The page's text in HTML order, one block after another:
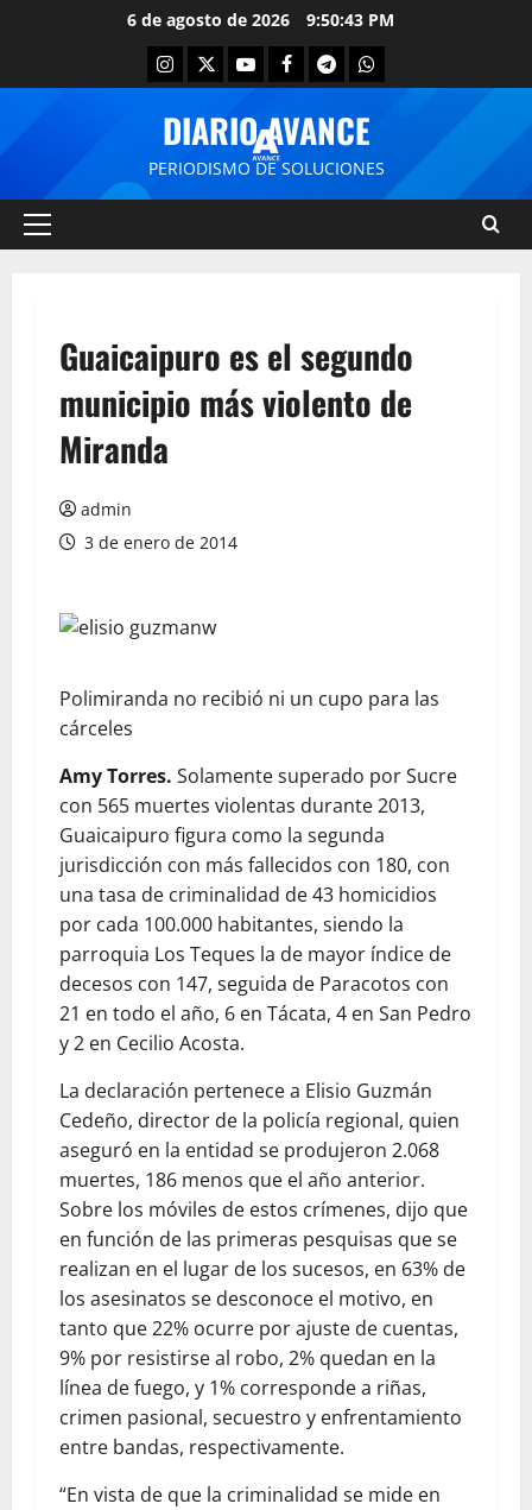
6 de agosto de 2026 9:50:43 PM
DIARIO AVANCE
PERIODISMO DE SOLUCIONES
Guaicaipuro es el segundo
municipio más violento de
Miranda
admin
3 de enero de 2014
Polimiranda no recibió ni un cupo para las
cárceles
Amy Torres. Solamente superado por Sucre
con 565 muertes violentas durante 2013,
Guaicaipuro figura como la segunda
jurisdicción con más fallecidos con 180, con
una tasa de criminalidad de 43 homicidios
por cada 100.000 habitantes, siendo la
parroquia Los Teques la de mayor índice de
decesos con 147, seguida de Paracotos con
21 en todo el año, 6 en Tácata, 4 en San Pedro
y 2 en Cecilio Acosta.
La declaración pertenece a Elisio Guzmán
Cedeño, director de la policía regional, quien
aseguró en la entidad se produjeron 2.068
muertes, 186 menos que el año anterior.
Sobre los móviles de estos crímenes, dijo que
en función de las primeras pesquisas que se
realizan en el lugar de los sucesos, en 63% de
los asesinatos se desconoce el motivo, en
tanto que 22% ocurre por ajuste de cuentas,
9% por resistirse al robo, 2% quedan en la
línea de fuego, y 1% corresponde a riñas,
crimen pasional, secuestro y enfrentamiento
entre bandas, respectivamente.
“En vista de que la criminalidad se mide en